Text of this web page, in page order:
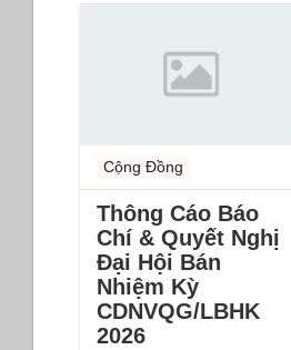
Cộng Đồng
Thông Cáo Báo
Chí & Quyết Nghị
Đại Hội Bán
Nhiệm Kỳ
CDNVQG/LBHK
2026